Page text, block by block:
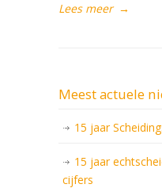
Lees meer →
Meest actuele
15 jaar
15 jaar
cijfers